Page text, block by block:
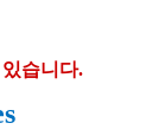
습니다.